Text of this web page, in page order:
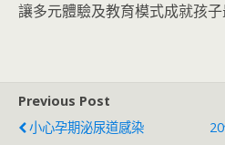
讓多元體驗及教育模式成就孩
Previous Post
小心孕期泌尿道感染